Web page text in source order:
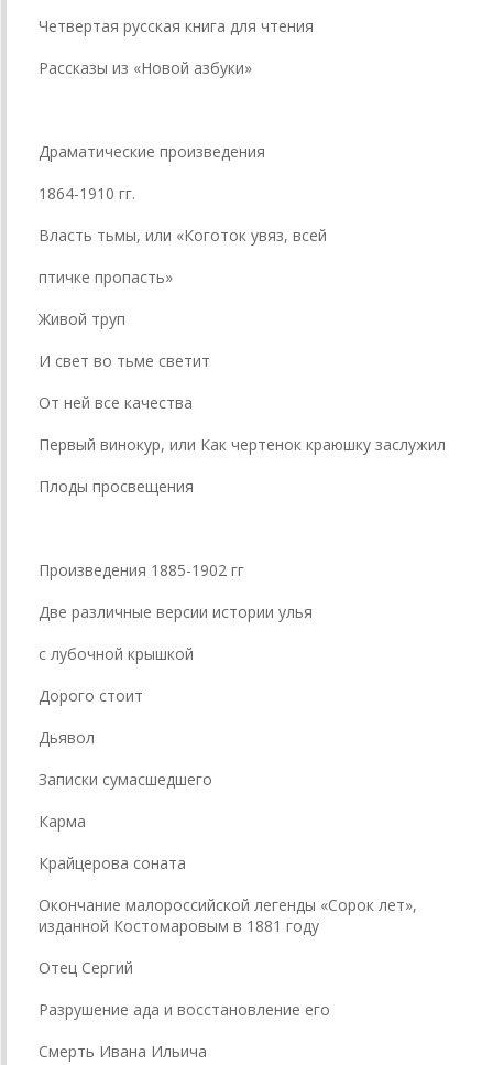
Четвертая русская книга для чтения
Рассказы из «Новой азбуки»
Драматические произведения
1864-1910 гг.
Власть тьмы, или «Коготок увяз, всей
птичке пропасть»
Живой труп
И свет во тьме светит
От ней все качества
Первый винокур, или Как чертенок краюшку заслужил
Плоды просвещения
Произведения 1885-1902 гг
Две различные версии истории улья
с лубочной крышкой
Дорого стоит
Дьявол
Записки сумасшедшего
Карма
Крайцерова соната
Окончание малороссийской легенды «Сорок лет»,
изданной Костомаровым в 1881 году
Отец Сергий
Разрушение ада и восстановление его
Смерть Ивана Ильича